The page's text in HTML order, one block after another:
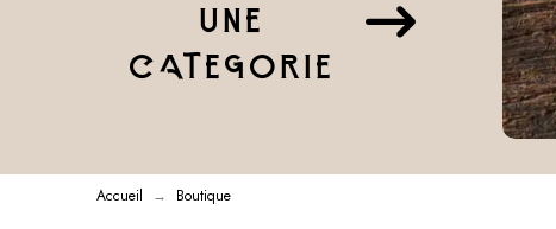
UNE
CATEGORIE
Accueil → Boutique